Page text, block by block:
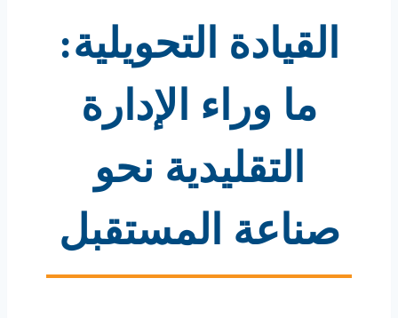
القيادة التحويلية:
ما وراء الإدارة
التقليدية نحو
صناعة المستقبل